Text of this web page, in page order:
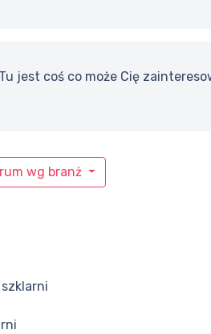
Tu jest coś co może Cię
wg branż